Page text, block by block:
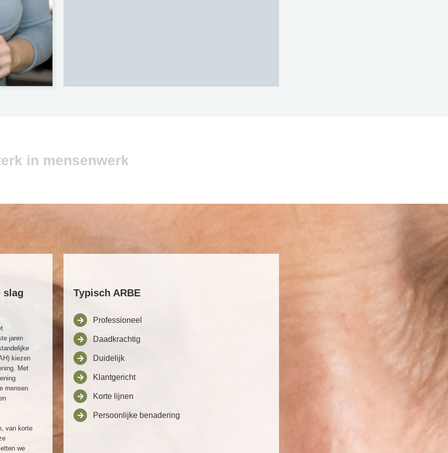
in mensenwerk
slag
jaren
kiezen
Met
mensen
van korte
we
Typisch ARBE
Professioneel
Daadkrachtig
Duidelijk
Klantgericht
Korte lijnen
Persoonlijke benadering